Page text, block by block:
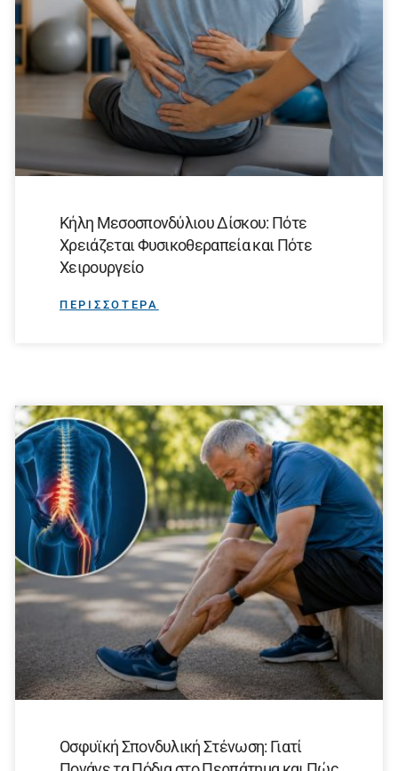
Κήλη Μεσοσπονδύλιου Δίσκου: Πότε
Χρειάζεται Φυσικοθεραπεία και Πότε
Χειρουργείο
ΠΕΡΙΣΣΟΤΕΡΑ
Οσφυϊκή Σπονδυλική Στένωση: Γιατί